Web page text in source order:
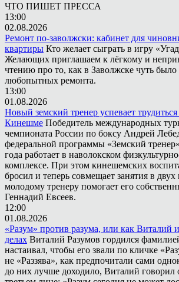
ЧТО ПИШЕТ ПРЕССА
13:00
02.08.2026
Ремонт по-заволжски: кабинет для
квартиры Кто желает сыграть в игру
Желающих приглашаем к лёгкому и
чтению про то, как в Заволжске чуть было
любопытных ремонта.
13:00
01.08.2026
Новый земский тренер успевает
Кинешме Победитель международных
чемпионата России по боксу Андрей
федеральной программы «Земский
года работает в наволокском
комплексе. При этом кинешемских
бросил и теперь совмещает занятия в
молодому тренеру помогает его
Геннадий Евсеев.
12:00
01.08.2026
«Разум» против разума, или как Виталий
делах Виталий Разумов гордился
настаивал, чтобы его звали по кличке
не «Раззява», как предпочитали сами
до них лучше доходило, Виталий говорил